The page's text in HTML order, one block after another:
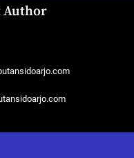
Author